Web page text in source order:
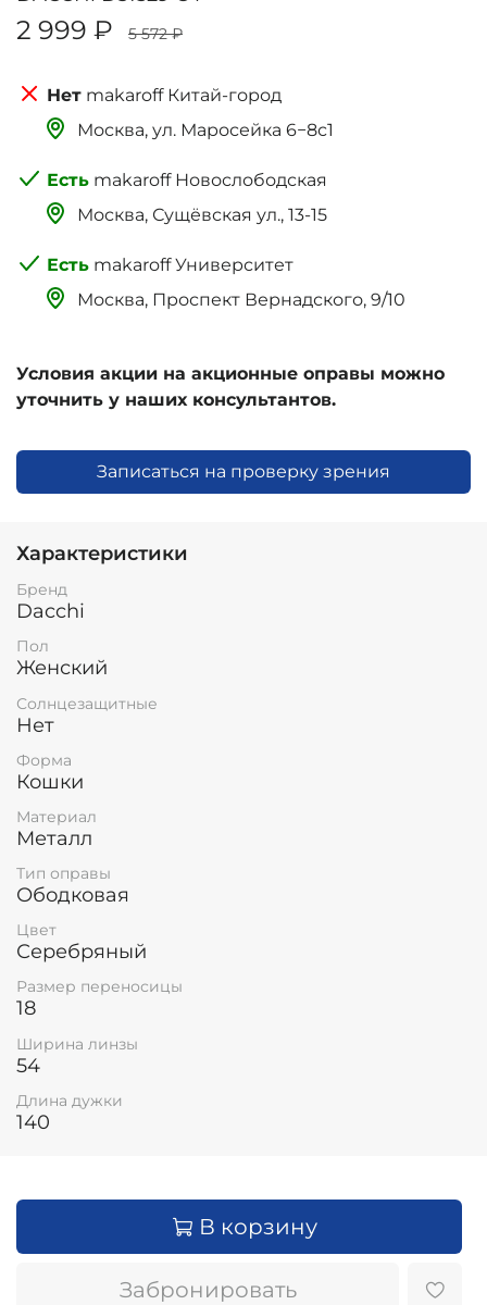
2 999 ₽ 5 572 ₽
makaroff Китай-город
Москва, ‌‌‌‌ул. Маросейка 6−8с1
makaroff Новослободская
Москва, Сущёвская ул., 13-15
makaroff Университет
Москва, Проспект Вернадского, 9/10
Условия акции на акционные оправы можно
уточнить у наших консультантов.
Записаться на проверку зрения
Характеристики
Бренд
Dacchi
Пол
Женский
Солнцезащитные
Нет
Форма
Кошки
Материал
Металл
Тип оправы
Ободковая
Цвет
Серебряный
Размер переносицы
18
Ширина линзы
54
Длина дужки
140
В корзину
Забронировать